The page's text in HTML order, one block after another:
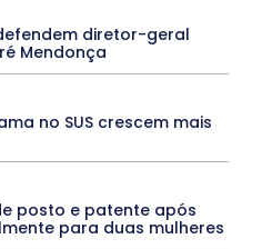
DISTRITO FEDERAL
EDUCAÇÃO
E OPORTUNIDADES
Santo ESPORTE
ESTÁGIO
Oropouche
Goiás
ARTIFICIAL
INTERNACIONAL
Opinião Oropouche
Pernambuco Piauí
POLÍTICA
diretor-geral
Mendonça
no SUS crescem mais
posto e patente após
para duas mulheres